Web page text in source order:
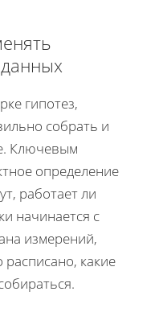
гипотез,
собрать и
Ключевым
определение
работает ли
начинается с
измерений,
какие